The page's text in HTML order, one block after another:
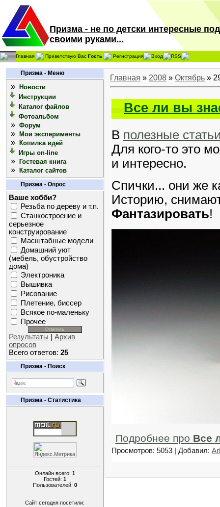
Призма - не по детски интересные
своими руками...
Главная Приветствую Вас Гость Регистрация Вход RSS
Призма - Меню
»
Новости
Инструкции
Каталог файлов
Фотоальбом
» Форум
» Мои эксперименты
»
Копилка идей
Игры on-line
» Гостевая книга
» Каталог сайтов
Призма - Опрос
Ваше хобби?
Резьба по дереву и т.п.
Станкостроение и
серьезное
конструирование
Масштабные модели
Домашний уют
(мебель, обустройство
дома)
Электроника
Вышивка
Рисование
Плетение, биссер
Всякое по-маленьку
Прочее
Результаты
Архив
опросов
Всего ответов: 25
Призма - Поиск
Призма - Статистика
Онлайн всего: 1
Гостей: 1
Пользователей: 0
Сайт сегодня посетили:
Главная » 2008 » Октябрь »
Все ли вы
В полезные
Для кого-то это
и интересно.
Спички... они же
Историю,
Фантазировать!
Подробнее про Все
Просмотров: 5053 | Добавил: